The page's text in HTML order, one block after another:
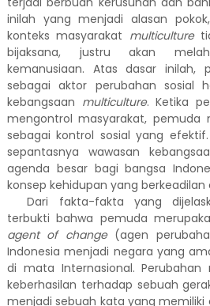
inilah yang menjadi alasan
konteks masyarakat multiculture
bijaksana, justru akan
kemanusiaan. Atas dasar inilah,
sebagai aktor perubahan sosial
kebangsaan multiculture. Ketika
mengontrol masyarakat, pemuda
sebagai kontrol sosial yang
sepantasnya wawasan
agenda besar bagi bangsa
konsep kehidupan yang berkeadilan
Dari fakta-fakta yang
terbukti bahwa pemuda
agent of change(agen
Indonesia menjadi negara yang
di mata Internasional.
keberhasilan terhadap sebuah
menjadi sebuah kata yang